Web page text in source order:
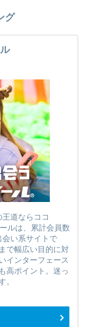
グ
道ならココ
ルは、累計会員数
い系サイトで
で幅広い目的に対
インターフェース
高ポイント。迷っ
。